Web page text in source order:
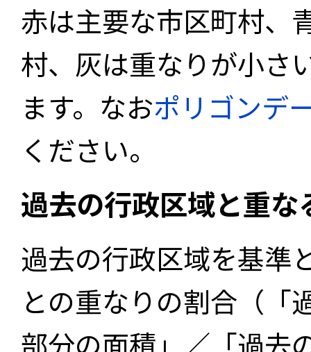
赤は主要な市区町村、
村、灰は重なりが小さ
ます。なおポリゴンデ
ください。
過去の行政区域と重
過去の行政区域を基準
との重なりの割合（「
部分の面積」／「過去